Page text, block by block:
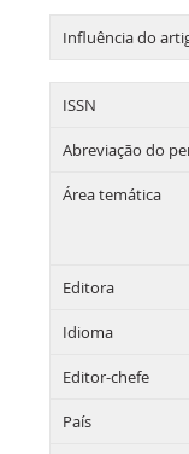
Influência do
ISSN
Abreviação do
Área temática
Editora
Idioma
Editor-chefe
País